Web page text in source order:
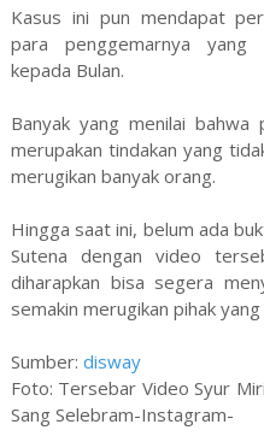
Kasus ini pun mendapat
para penggemarnya yang
kepada Bulan.
Banyak yang menilai bahwa
merupakan tindakan yang
merugikan banyak orang.
Hingga saat ini, belum ada
Sutena dengan video
diharapkan bisa segera
semakin merugikan pihak
Sumber: disway
Foto: Tersebar Video Syur
Sang Selebram-Instagram-